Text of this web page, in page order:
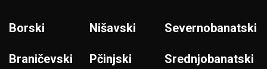
Borski
Braničevski
Nišavski
Pčinjski
Severnobanatski
Srednjobanatski